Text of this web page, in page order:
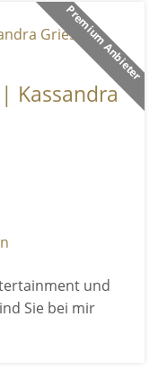
Premium Anbieter
Kassandra
und
Sie bei mir